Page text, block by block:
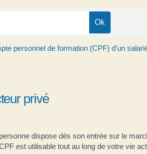
personnel de formation (CPF) d'un
privé
dispose dès son entrée sur le
est utilisable tout au long de votre vie